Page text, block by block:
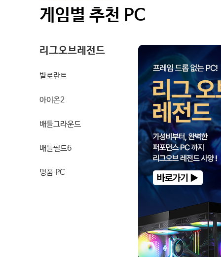
게임별 추천 PC
리그오브레전드
발로란트
아이온2
배틀그라운드
배틀필드6
명품 PC